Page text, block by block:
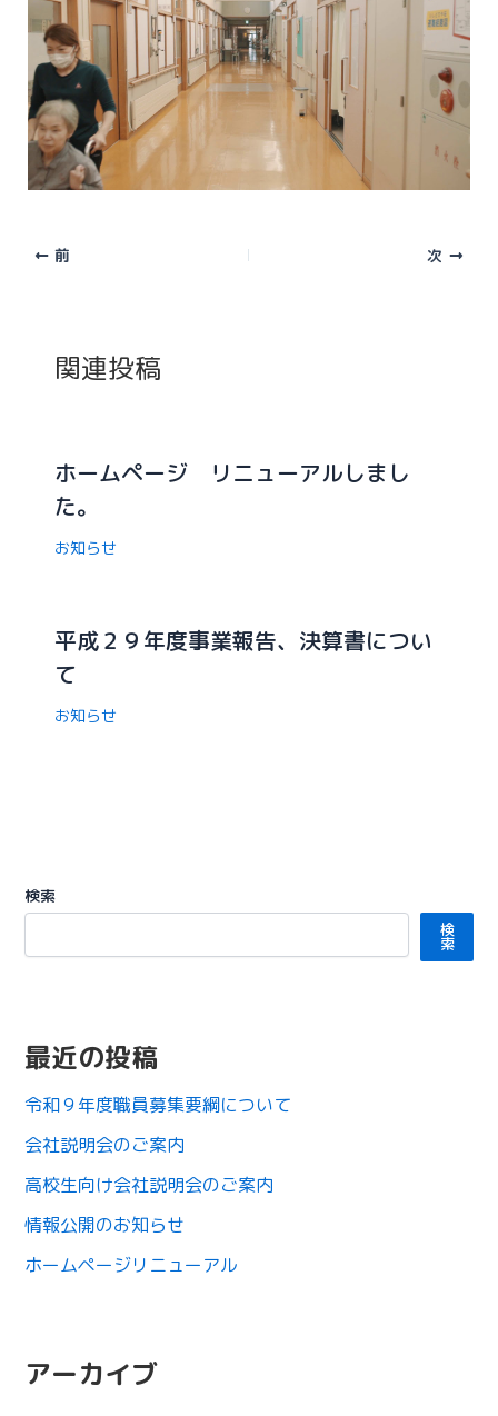
前 次
関連投稿
ホームページ リニューアルしまし
た。
お知らせ
平成２９年度事業報告、決算書につい
て
お知らせ
検索
検
索
最近の投稿
令和９年度職員募集要綱について
会社説明会のご案内
高校生向け会社説明会のご案内
情報公開のお知らせ
ホームページリニューアル
アーカイブ